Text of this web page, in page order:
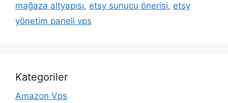
mağaza altyapısı, etsy sunucu önerisi, etsy
yönetim paneli vps
Kategoriler
Amazon Vps